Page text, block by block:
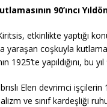
90’ıncı
etkinlikte yaptığı
yaraşan coşkuyla
1925’te yapıldığını, bu
Elen devrimci işçilerin
ve sınıf kardeşliği